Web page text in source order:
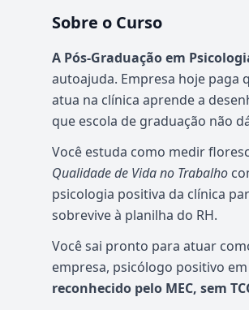
Sobre o Curso
Atualizado em abril de 2026
A Pós-Graduação em
autoajuda. Empresa hoje
atua na clínica aprende a
que escola de graduação não
Você estuda como medir
Qualidade de Vida no Trabalho
psicologia positiva da clínica
sobrevive à planilha do RH.
Você sai pronto para atuar
empresa, psicólogo positivo
reconhecido pelo MEC, sem